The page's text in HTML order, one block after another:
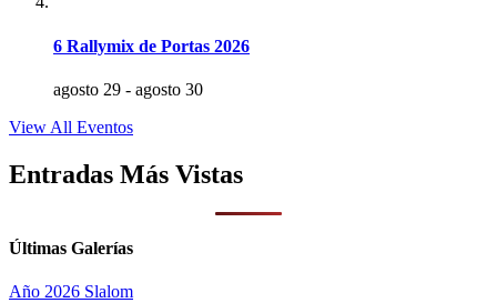
6 Rallymix de Portas 2026
agosto 29 - agosto 30
View All Eventos
Entradas Más Vistas
Últimas Galerías
Año 2026 Slalom